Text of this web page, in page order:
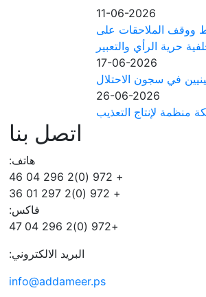
11-06-2026
ووقف الملاحقات على
حرية الرأي والتعبير
17-06-2026
في سجون الاحتلال
26-06-2026
منظمة لإنتاج التعذيب
اتصل بنا
هاتف:
+ 972 (0)2 296 04 46
+ 972 (0)2 297 01 36
فاكس:
+972 (0)2 296 04 47
البريد الالكتروني:
info@addameer.ps